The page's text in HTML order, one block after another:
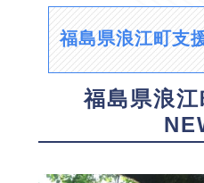
福島県浪江町支
福島県浪